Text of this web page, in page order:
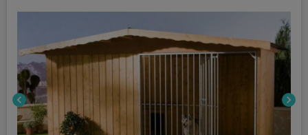
chevron_left chevron_right